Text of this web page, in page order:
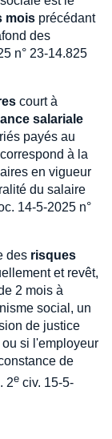
mois précédant
des
n° 23-14.825
court à
salariale
payés au
à la
en vigueur
du salaire
14-5-2025 n°
des risques
et revêt,
2 mois à
social, un
de justice
si l'employeur
de
2e civ. 15-5-